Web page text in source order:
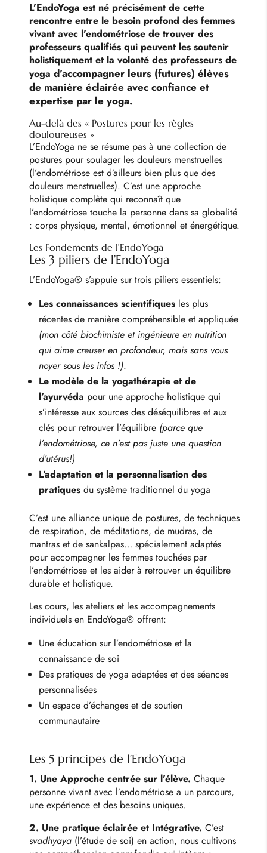
L’EndoYoga est né précisément de cette
rencontre entre le besoin profond des femmes
vivant avec l’endométriose de trouver des
professeurs qualifiés qui peuvent les soutenir
holistiquement et la volonté des professeurs de
yoga d’accompagner leurs (futures) élèves
de manière éclairée avec confiance et
expertise par le yoga.
Au-delà des « Postures pour les règles
douloureuses »
L’EndoYoga ne se résume pas à une collection de
postures pour soulager les douleurs menstruelles
(l’endométriose est d’ailleurs bien plus que des
douleurs menstruelles). C’est une approche
holistique complète qui reconnaît que
l’endométriose touche la personne dans sa globalité
: corps physique, mental, émotionnel et énergétique.
Les Fondements de l’EndoYoga
Les 3 piliers de l’EndoYoga
L’EndoYoga® s’appuie sur trois piliers essentiels:
Les connaissances scientifiquesles plus
récentes de manière compréhensible et appliquée
(mon côté biochimiste et ingénieure en nutrition
qui aime creuser en profondeur, mais sans vous
noyer sous les infos !).
Le modèle de la yogathérapie et de
l’ayurvéda pour une approche holistique qui
s’intéresse aux sources des déséquilibres et aux
clés pour retrouver l’équilibre (parce que
l’endométriose, ce n’est pas juste une question
d’utérus!)
L’adaptation et la personnalisation des
pratiquesdu système traditionnel du yoga
C’est une alliance unique de postures, de techniques
de respiration, de méditations, de mudras, de
mantras et de sankalpas… spécialement adaptés
pour accompagner les femmes touchées par
l’endométriose et les aider à retrouver un équilibre
durable et holistique.
Les cours, les ateliers et les accompagnements
individuels en EndoYoga® offrent:
Une éducation sur l’endométriose et la
connaissance de soi
Des pratiques de yoga adaptées et des séances
personnalisées
Un espace d’échanges et de soutien
communautaire
Les 5 principes de l’EndoYoga
1. Une Approche centrée sur l’élève. Chaque
personne vivant avec l’endométriose a un parcours,
une expérience et des besoins uniques.
2. Une pratique éclairée et Intégrative. C’est
svadhyaya(l’étude de soi) en action, nous cultivons